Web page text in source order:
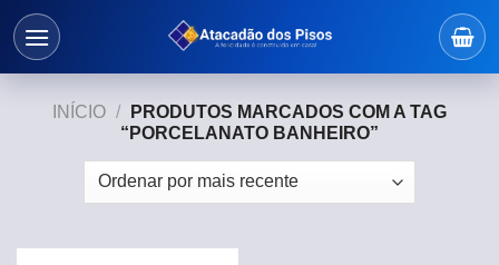
Skip
INÍCIO /
PRODUTOS MARCADOS COM A TAG
“PORCELANATO BANHEIRO”